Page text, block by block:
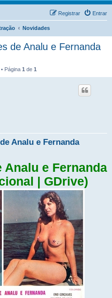
Entrar
Registrar
Novidades
de Analu e Fernanda
Página 1 de 1
Analu e Fernanda
e Fernanda
| GDrive)